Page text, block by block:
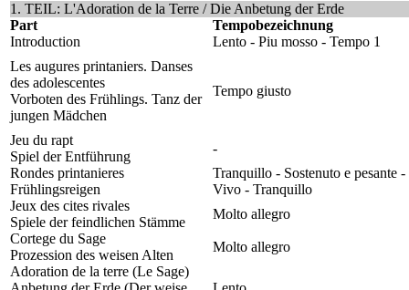
1. TEIL: L'Adoration de la Terre / Die Anbetung der Erde
Part
Tempobezeichnung
Introduction
Lento - Piu mosso - Tempo 1
Les augures printaniers. Danses
des adolescentes
Vorboten des Frühlings. Tanz der
jungen Mädchen
Tempo giusto
Jeu du rapt
Spiel der Entführung
-
Rondes printanieres
Frühlingsreigen
Tranquillo - Sostenuto e pesante -
Vivo - Tranquillo
Jeux des cites rivales
Spiele der feindlichen Stämme
Molto allegro
Cortege du Sage
Prozession des weisen Alten
Molto allegro
Adoration de la terre (Le Sage)